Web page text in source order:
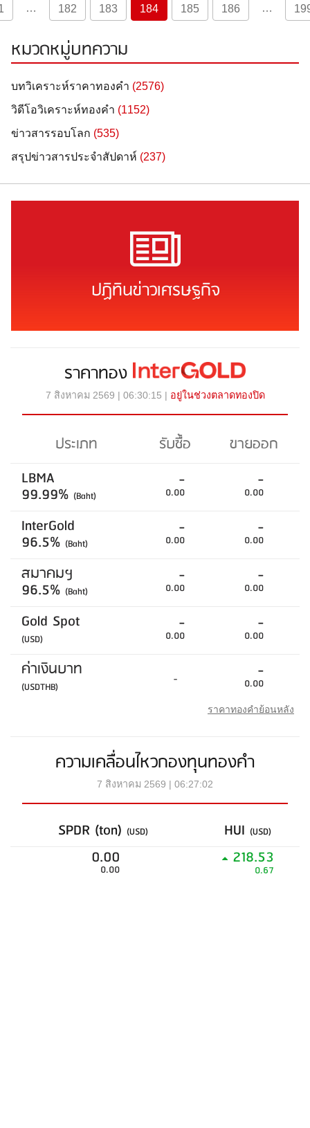
… 182 183 184 185 186 …
หมวดหมู่บทความ
บทวิเคราะห์ราคาทองคำ (2576)
วิดีโอวิเคราะห์ทองคำ (1152)
ข่าวสารรอบโลก (535)
สรุปข่าวสารประจำสัปดาห์ (237)
ปฏิทินข่าวเศรษฐกิจ
ราคาทอง
7 สิงหาคม 2569 | 06:30:15 | อยู่ในช่วงตลาดทองปิด
ประเภท รับซื้อ
ขายออก
LBMA
99.99% (Baht)
-
0.00
-
0.00
InterGold
96.5% (Baht)
-
0.00
-
0.00
สมาคมฯ
96.5% (Baht)
-
0.00
-
0.00
Gold Spot
(USD)
-
0.00
-
0.00
ค่าเงินบาท
(USDTHB) - -
0.00
ราคาทองคำย้อนหลัง
ความเคลื่อนไหวกองทุนทองคำ
7 สิงหาคม 2569 | 06:27:02
SPDR (ton) (USD) HUI (USD)
0.00
0.00
218.53
0.67